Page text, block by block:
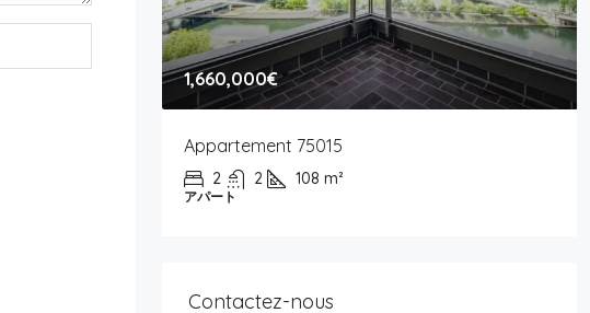
1,660,000€
Appartement 75015
2 2 108 m²
アパート
Contactez-nous